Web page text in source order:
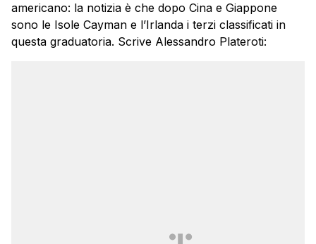
americano: la notizia è che dopo Cina e Giappone
sono le Isole Cayman e l’Irlanda i terzi classificati in
questa graduatoria. Scrive Alessandro Plateroti: